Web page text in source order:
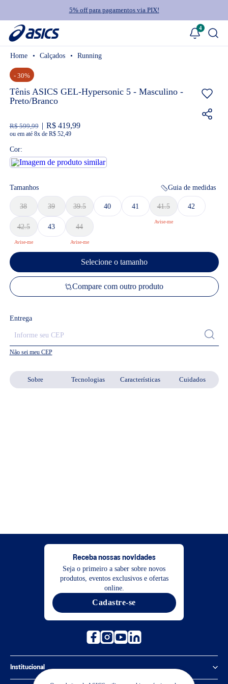
5% off para pagamentos via PIX!
4
Sobre Tecnologias Características Cuidados
Calçados Running
- 30%
Tênis ASICS GEL-Hypersonic 5 - Masculino -
Preto/Branco
R$ 599,99 R$ 419,99
ou 8xde R$ 52,49
Cor:
Tamanhos Guia de medidas
38 39 39.5 40 41 41.5 42
42.5 43 44
Selecione o tamanho
Compare com outro produto
Entrega
Não sei meu CEP
Receba nossas novidades
Seja o primeiro a saber sobre novos
produtos, eventos exclusivos e ofertas
online.
Cadastre-se
Institucional